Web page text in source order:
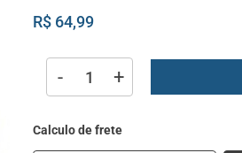
R$ 64,99
- +